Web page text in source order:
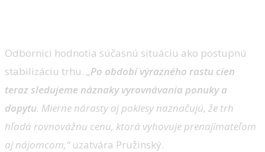
Odborníci hodnotia súčasnú situáciu ako postupnú
stabilizáciu trhu. „Po období výrazného rastu cien
teraz sledujeme náznaky vyrovnávania ponuky a
dopytu. Mierne nárasty aj poklesy naznačujú, že trh
hľadá rovnovážnu cenu, ktorá vyhovuje prenajímateľom
aj nájomcom,“uzatvára Pružinský.